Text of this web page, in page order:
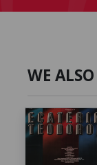
WE